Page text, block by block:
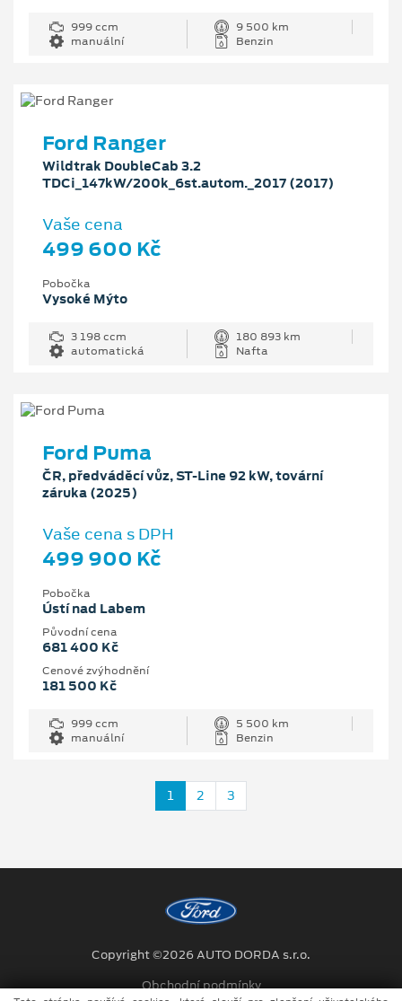
999 ccm
9 500 km
manuální
Benzin
Ford Ranger
Wildtrak DoubleCab 3.2
TDCi_147kW/200k_6st.autom._2017 (2017)
Vaše cena
499 600 Kč
Pobočka
Vysoké Mýto
3 198 ccm
180 893 km
automatická
Nafta
Ford Puma
ČR, předváděcí vůz, ST-Line 92 kW, tovární
záruka (2025)
Vaše cena s DPH
499 900 Kč
Pobočka
Ústí nad Labem
Původní cena
681 400 Kč
Cenové zvýhodnění
181 500 Kč
999 ccm
5 500 km
manuální
Benzin
1 2 3
Copyright ©2026 AUTO DORDA s.r.o.
Obchodní podmínky